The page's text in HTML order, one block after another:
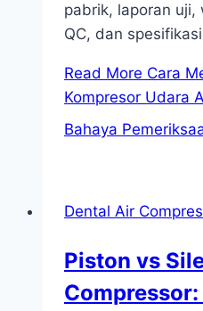
pabrik, laporan uji,
QC, dan
Read More Cara
Kompresor Udara
Bahaya
Dental Air
Piston vs